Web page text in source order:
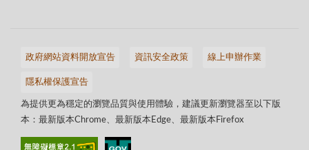
政府網站資料開放宣告 資訊安全政策 線上申辦作業
隱私權保護宣告
為提供更為穩定的瀏覽品質與使用體驗，建議更新瀏覽器至以下版
本：最新版本Chrome、最新版本Edge、最新版本Firefox